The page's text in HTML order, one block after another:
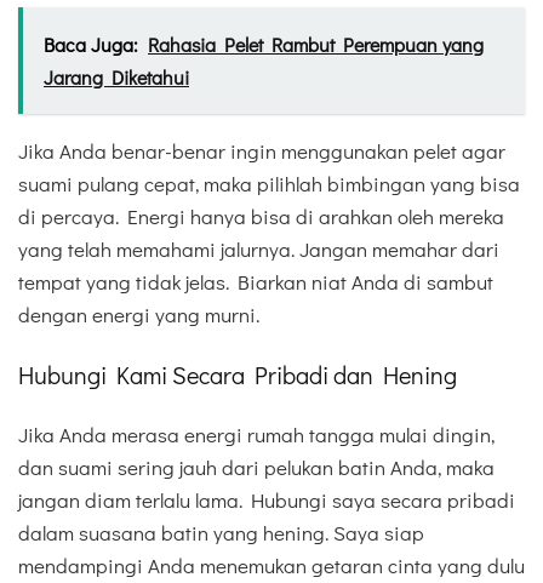
Baca Juga: Rahasia Pelet Rambut Perempuan yang
Jarang Diketahui
Jika Anda benar-benar ingin menggunakan pelet agar
suami pulang cepat, maka pilihlah bimbingan yang bisa
di percaya. Energi hanya bisa di arahkan oleh mereka
yang telah memahami jalurnya. Jangan memahar dari
tempat yang tidak jelas. Biarkan niat Anda di sambut
dengan energi yang murni.
Hubungi Kami Secara Pribadi dan Hening
Jika Anda merasa energi rumah tangga mulai dingin,
dan suami sering jauh dari pelukan batin Anda, maka
jangan diam terlalu lama. Hubungi saya secara pribadi
dalam suasana batin yang hening. Saya siap
mendampingi Anda menemukan getaran cinta yang dulu